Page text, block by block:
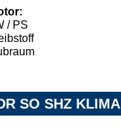
/ PS
SO SHZ KLIMA